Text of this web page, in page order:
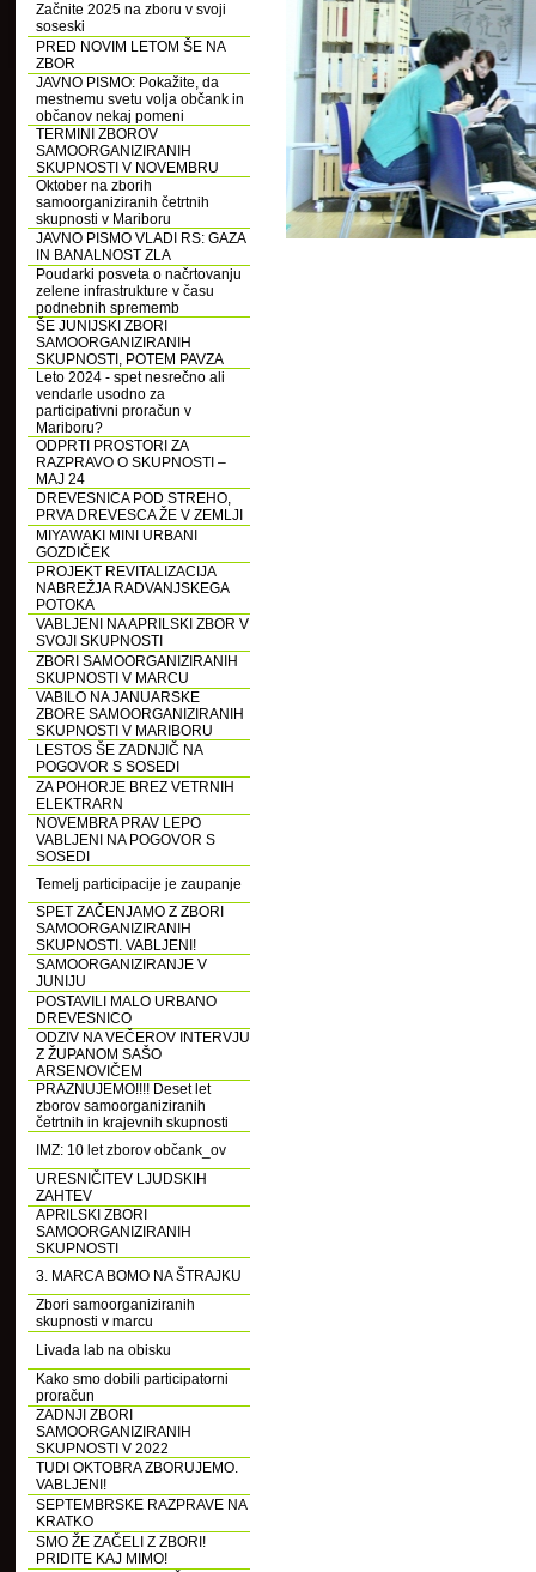
Začnite 2025 na zboru v svoji
soseski
PRED NOVIM LETOM ŠE NA
ZBOR
JAVNO PISMO: Pokažite, da
mestnemu svetu volja občank in
občanov nekaj pomeni
TERMINI ZBOROV
SAMOORGANIZIRANIH
SKUPNOSTI V NOVEMBRU
Oktober na zborih
samoorganiziranih četrtnih
skupnosti v Mariboru
JAVNO PISMO VLADI RS: GAZA
IN BANALNOST ZLA
Poudarki posveta o načrtovanju
zelene infrastrukture v času
podnebnih sprememb
ŠE JUNIJSKI ZBORI
SAMOORGANIZIRANIH
SKUPNOSTI, POTEM PAVZA
Leto 2024 - spet nesrečno ali
vendarle usodno za
participativni proračun v
Mariboru?
ODPRTI PROSTORI ZA
RAZPRAVO O SKUPNOSTI –
MAJ 24
DREVESNICA POD STREHO,
PRVA DREVESCA ŽE V ZEMLJI
MIYAWAKI MINI URBANI
GOZDIČEK
PROJEKT REVITALIZACIJA
NABREŽJA RADVANJSKEGA
POTOKA
VABLJENI NA APRILSKI ZBOR V
SVOJI SKUPNOSTI
ZBORI SAMOORGANIZIRANIH
SKUPNOSTI V MARCU
VABILO NA JANUARSKE
ZBORE SAMOORGANIZIRANIH
SKUPNOSTI V MARIBORU
LESTOS ŠE ZADNJIČ NA
POGOVOR S SOSEDI
ZA POHORJE BREZ VETRNIH
ELEKTRARN
NOVEMBRA PRAV LEPO
VABLJENI NA POGOVOR S
SOSEDI
Temelj participacije je zaupanje
SPET ZAČENJAMO Z ZBORI
SAMOORGANIZIRANIH
SKUPNOSTI. VABLJENI!
SAMOORGANIZIRANJE V
JUNIJU
POSTAVILI MALO URBANO
DREVESNICO
ODZIV NA VEČEROV INTERVJU
Z ŽUPANOM SAŠO
ARSENOVIČEM
PRAZNUJEMO!!!! Deset let
zborov samoorganiziranih
četrtnih in krajevnih skupnosti
IMZ: 10 let zborov občank_ov
URESNIČITEV LJUDSKIH
ZAHTEV
APRILSKI ZBORI
SAMOORGANIZIRANIH
SKUPNOSTI
3. MARCA BOMO NA ŠTRAJKU
Zbori samoorganiziranih
skupnosti v marcu
Livada lab na obisku
Kako smo dobili participatorni
proračun
ZADNJI ZBORI
SAMOORGANIZIRANIH
SKUPNOSTI V 2022
TUDI OKTOBRA ZBORUJEMO.
VABLJENI!
SEPTEMBRSKE RAZPRAVE NA
KRATKO
SMO ŽE ZAČELI Z ZBORI!
PRIDITE KAJ MIMO!